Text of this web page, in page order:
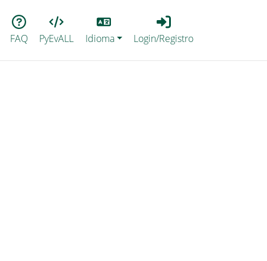
FAQ PyEvALL
Lang
Idioma
Login_Registro
Login/Registro